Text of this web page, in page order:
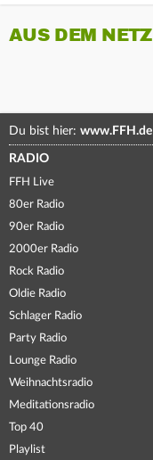
AUS DEM NETZ
Du bist hier: www.FFH.de
RADIO
FFH Live
80er Radio
90er Radio
2000er Radio
Rock Radio
Oldie Radio
Schlager Radio
Party Radio
Lounge Radio
Weihnachtsradio
Meditationsradio
Top 40
Playlist